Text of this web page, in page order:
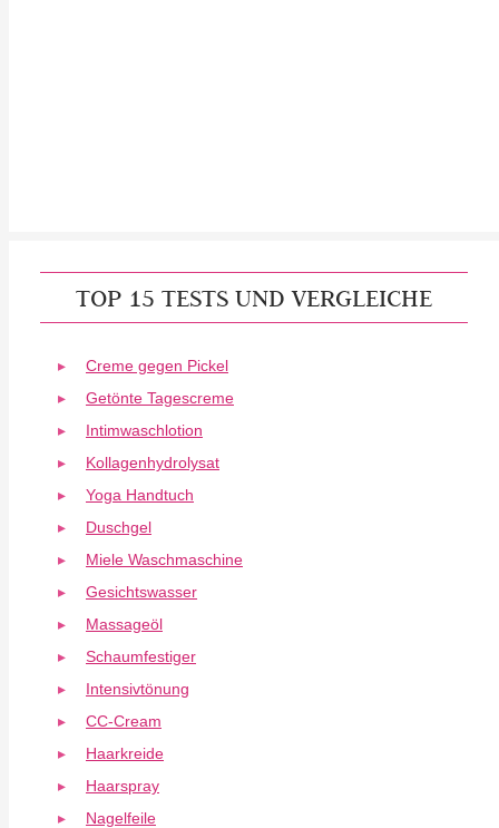
TOP 15 TESTS UND VERGLEICHE
Creme gegen Pickel
Getönte Tagescreme
Intimwaschlotion
Kollagenhydrolysat
Yoga Handtuch
Duschgel
Miele Waschmaschine
Gesichtswasser
Massageöl
Schaumfestiger
Intensivtönung
CC-Cream
Haarkreide
Haarspray
Nagelfeile